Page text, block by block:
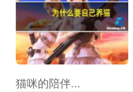
猫咪的陪伴...